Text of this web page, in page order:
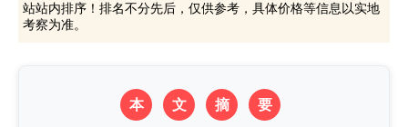
站站内排序！排名不分先后，仅供参考，具体价格等信息以实地
考察为准。
本 文 摘 要